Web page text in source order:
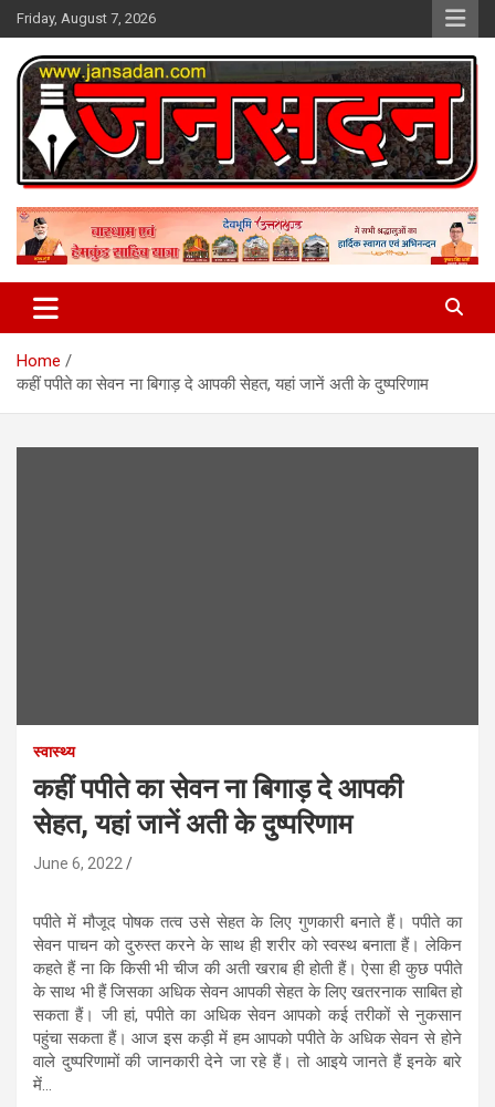
Skip
to
content
Friday, August 7, 2026
Jan Sadan
Home
कहीं पपीते का सेवन ना बिगाड़ दे आपकी सेहत, यहां जानें अती के दुष्परिणाम
स्वास्थ्य
कहीं पपीते का सेवन ना बिगाड़ दे आपकी
सेहत, यहां जानें अती के दुष्परिणाम
June 6, 2022
पपीते में मौजूद पोषक तत्व उसे सेहत के लिए गुणकारी बनाते हैं। पपीते का
सेवन पाचन को दुरुस्त करने के साथ ही शरीर को स्वस्थ बनाता हैं। लेकिन
कहते हैं ना कि किसी भी चीज की अती खराब ही होती हैं। ऐसा ही कुछ पपीते
के साथ भी हैं जिसका अधिक सेवन आपकी सेहत के लिए खतरनाक साबित हो
सकता हैं। जी हां, पपीते का अधिक सेवन आपको कई तरीकों से नुकसान
पहुंचा सकता हैं। आज इस कड़ी में हम आपको पपीते के अधिक सेवन से होने
वाले दुष्परिणामों की जानकारी देने जा रहे हैं। तो आइये जानते हैं इनके बारे
में…